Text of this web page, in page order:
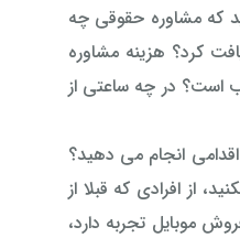
که مشاوره حقوقی چه
کرد؟ هزینه مشاوره
است؟ در چه ساعتی از
انجام می دهید؟
افرادی که قبلا از
موبایل تجربه دارد،